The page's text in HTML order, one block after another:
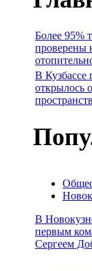
Более 95%
проверены
В Кузбассе
открылось
В
первым
Сергеем